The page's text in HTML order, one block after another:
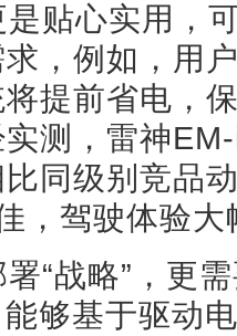
贴心实用，
，例如，用
提前省电，
测，雷神
同级别竞品
，驾驶体验大
“战略”，更
够基于驱动